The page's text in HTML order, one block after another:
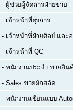
- ผู้ช่วยผู้จัดการฝ่ายขาย
- เจ้าหน้าที่ธุรการ
- เจ้าหน้าที่ฝ่ายศิลป์ แล
- เจ้าหน้าที่ QC
- พนักงานประจำ ขายสิน
- Sales ขายผักสลัด
- พนักงานเขียนแบบ